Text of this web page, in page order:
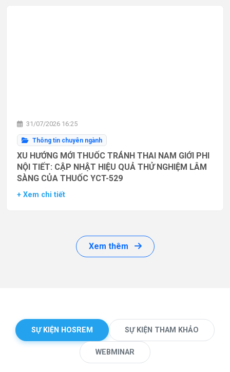
31/07/2026 16:25
Thông tin chuyên ngành
XU HƯỚNG MỚI THUỐC TRÁNH THAI NAM GIỚI PHI
NỘI TIẾT: CẬP NHẬT HIỆU QUẢ THỬ NGHIỆM LÂM
SÀNG CỦA THUỐC YCT-529
+ Xem chi tiết
Xem thêm
SỰ KIỆN HOSREM SỰ KIỆN THAM KHẢO
WEBMINAR